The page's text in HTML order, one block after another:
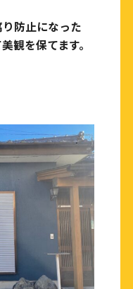
防止になった
観を保てます。